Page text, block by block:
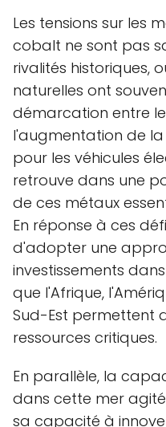
Les tensions sur les
cobalt ne sont pas
rivalités historiques,
naturelles ont
démarcation entre
l'augmentation de
pour les véhicules
retrouve dans une
de ces métaux
En réponse à ces
d'adopter une
investissements
que l'Afrique,
Sud-Est permettent
ressources critiques.
En parallèle, la
dans cette mer
sa capacité à